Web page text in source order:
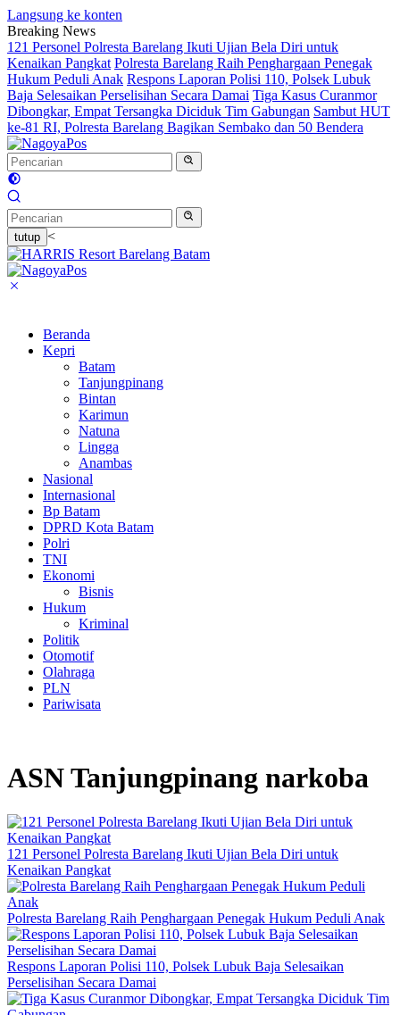
Langsung ke konten
Breaking News
121 Personel Polresta Barelang Ikuti Ujian Bela Diri untuk
Kenaikan Pangkat Polresta Barelang Raih Penghargaan Penegak
Hukum Peduli Anak Respons Laporan Polisi 110, Polsek Lubuk
Baja Selesaikan Perselisihan Secara Damai Tiga Kasus Curanmor
Dibongkar, Empat Tersangka Diciduk Tim Gabungan Sambut HUT
ke-81 RI, Polresta Barelang Bagikan Sembako dan 50 Bendera
tutup <
Beranda
Kepri
Batam
Tanjungpinang
Bintan
Karimun
Natuna
Lingga
Anambas
Nasional
Internasional
Bp Batam
DPRD Kota Batam
Polri
TNI
Ekonomi
Bisnis
Hukum
Kriminal
Politik
Otomotif
Olahraga
PLN
Pariwisata
ASN Tanjungpinang narkoba
121 Personel Polresta Barelang Ikuti Ujian Bela Diri untuk
Kenaikan Pangkat
Polresta Barelang Raih Penghargaan Penegak Hukum Peduli Anak
Respons Laporan Polisi 110, Polsek Lubuk Baja Selesaikan
Perselisihan Secara Damai